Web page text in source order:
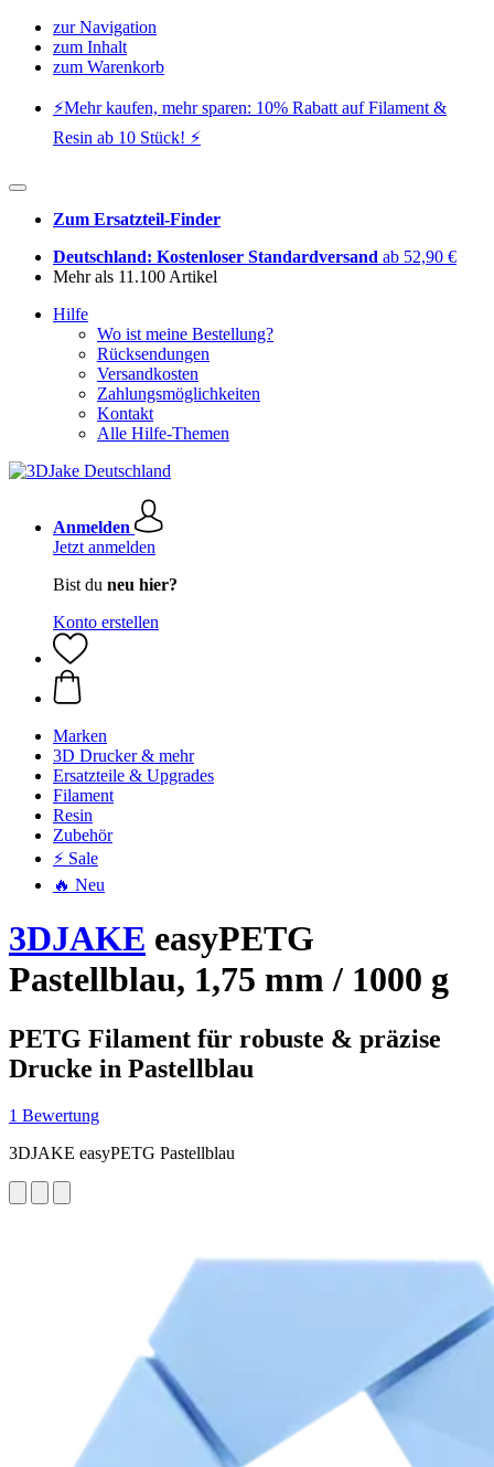
zur Navigation
zum Inhalt
zum Warenkorb
⚡️Mehr kaufen, mehr sparen: 10% Rabatt auf Filament &
Resin ab 10 Stück! ⚡️
Zum Ersatzteil-Finder
Deutschland: Kostenloser Standardversand ab 52,90 €
Mehr als 11.100 Artikel
Hilfe
Wo ist meine Bestellung?
Rücksendungen
Versandkosten
Zahlungsmöglichkeiten
Kontakt
Alle Hilfe-Themen
Anmelden
Jetzt anmelden
Bist du neu hier?
Konto erstellen
Marken
3D Drucker & mehr
Ersatzteile & Upgrades
Filament
Resin
Zubehör
⚡ Sale
🔥 Neu
3DJAKE easyPETG
Pastellblau, 1,75 mm / 1000 g
PETG Filament für robuste & präzise
Drucke in Pastellblau
1 Bewertung
3DJAKE easyPETG Pastellblau